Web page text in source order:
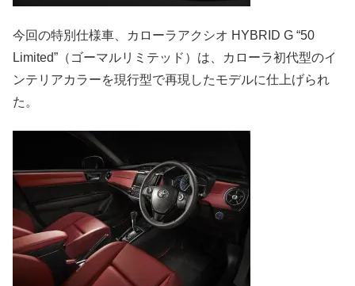
今回の特別仕様車、カローラアクシオ HYBRID G “50
Limited”（ゴーマルリミテッド）は、カローラ初代型のイ
ンテリアカラーを現行型で再現したモデルに仕上げられ
た。